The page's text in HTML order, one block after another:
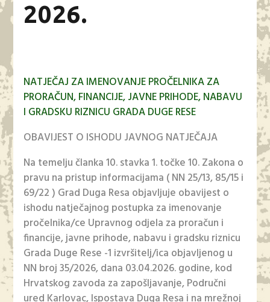
2026.
NATJEČAJ ZA IMENOVANJE PROČELNIKA ZA
PRORAČUN, FINANCIJE, JAVNE PRIHODE, NABAVU
I GRADSKU RIZNICU GRADA DUGE RESE
OBAVIJEST O ISHODU JAVNOG NATJEČAJA
Na temelju članka 10. stavka 1. točke 10. Zakona o
pravu na pristup informacijama ( NN 25/13, 85/15 i
69/22 ) Grad Duga Resa objavljuje obavijest o
ishodu natječajnog postupka za imenovanje
pročelnika/ce Upravnog odjela za proračun i
financije, javne prihode, nabavu i gradsku riznicu
Grada Duge Rese -1 izvršitelj/ica objavljenog u
NN broj 35/2026, dana 03.04.2026. godine, kod
Hrvatskog zavoda za zapošljavanje, Područni